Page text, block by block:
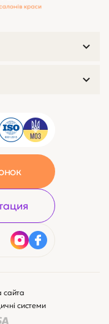
системи
сайта